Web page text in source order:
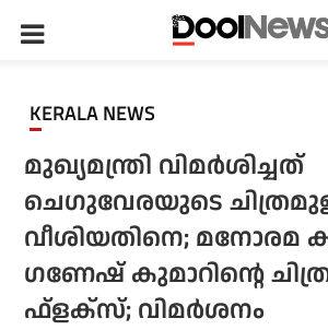
KERALA NEWS
മുഖ്യമന്ത്രി വിമര്‍ശിച്ചത്
ചെഗുവേരയുടെ
വീശിയതിനെ; മനോരമ
ഗണേഷ് കുമാറിന്റെ
ഫ്ളക്സ്; വിമര്‍ശനം